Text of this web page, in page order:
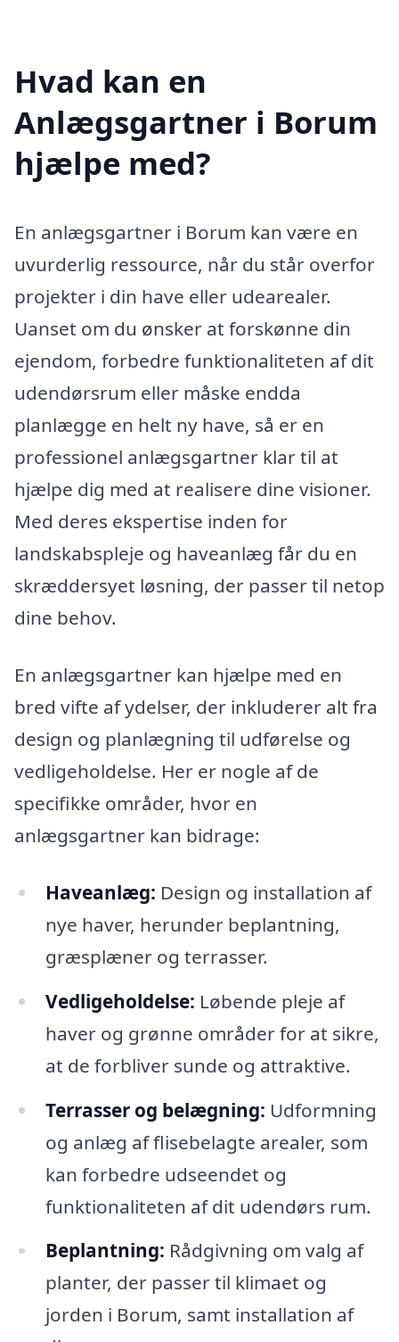
Hvad kan en
Anlægsgartner i Borum
hjælpe med?
En anlægsgartner i Borum kan være en
uvurderlig ressource, når du står overfor
projekter i din have eller udearealer.
Uanset om du ønsker at forskønne din
ejendom, forbedre funktionaliteten af dit
udendørsrum eller måske endda
planlægge en helt ny have, så er en
professionel anlægsgartner klar til at
hjælpe dig med at realisere dine visioner.
Med deres ekspertise inden for
landskabspleje og haveanlæg får du en
skræddersyet løsning, der passer til netop
dine behov.
En anlægsgartner kan hjælpe med en
bred vifte af ydelser, der inkluderer alt fra
design og planlægning til udførelse og
vedligeholdelse. Her er nogle af de
specifikke områder, hvor en
anlægsgartner kan bidrage:
Haveanlæg: Design og installation af
nye haver, herunder beplantning,
græsplæner og terrasser.
Vedligeholdelse: Løbende pleje af
haver og grønne områder for at sikre,
at de forbliver sunde og attraktive.
Terrasser og belægning: Udformning
og anlæg af flisebelagte arealer, som
kan forbedre udseendet og
funktionaliteten af dit udendørs rum.
Beplantning: Rådgivning om valg af
planter, der passer til klimaet og
jorden i Borum, samt installation af